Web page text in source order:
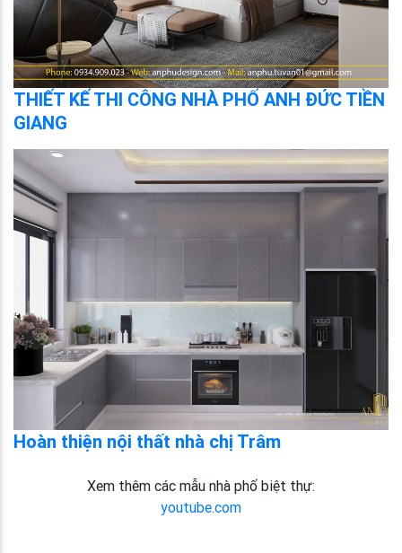
THIẾT KẾ THI CÔNG NHÀ PHỐ ANH ĐỨC TIỀN
GIANG
Hoàn thiện nội thất nhà chị Trâm
Xem thêm các mẫu nhà phố biệt thự:
youtube.com